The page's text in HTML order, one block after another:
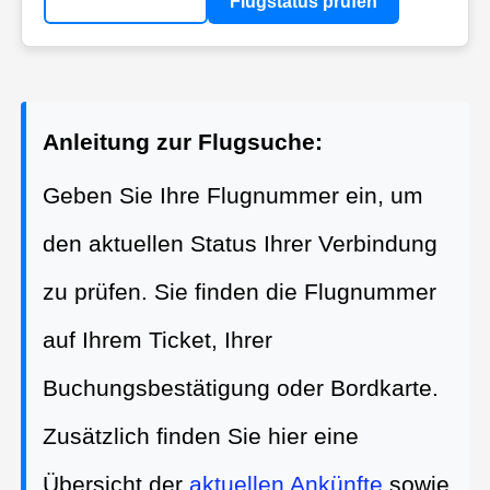
Anleitung zur Flugsuche:
Geben Sie Ihre Flugnummer ein, um
den aktuellen Status Ihrer Verbindung
zu prüfen. Sie finden die Flugnummer
auf Ihrem Ticket, Ihrer
Buchungsbestätigung oder Bordkarte.
Zusätzlich finden Sie hier eine
Übersicht der aktuellen Ankünfte sowie